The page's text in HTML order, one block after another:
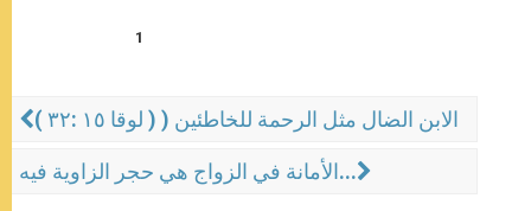
1
الابن الضال مثل الرحمة للخاطئين ( ( لوقا ١٥ :٣٢ )
الأمانة في الزواج هي حجر الزاوية فيه...